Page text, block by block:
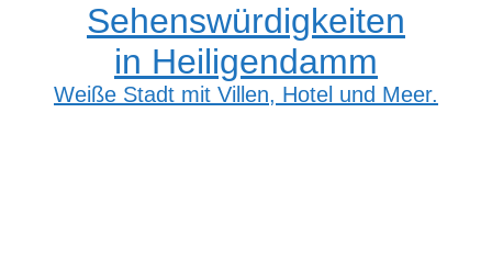
Sehenswürdigkeiten
in Heiligendamm
Weiße Stadt mit Villen, Hotel und Meer.